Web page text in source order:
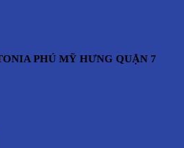
PHÚ MỸ HƯNG QUẬN 7